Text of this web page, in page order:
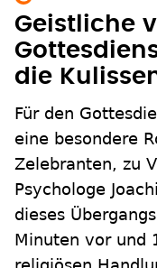
Geistliche
die
Für den
eine besondere
Zelebranten, zu
Psychologe
dieses
Minuten vor und